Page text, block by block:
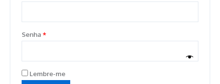
Senha *
Lembre-me